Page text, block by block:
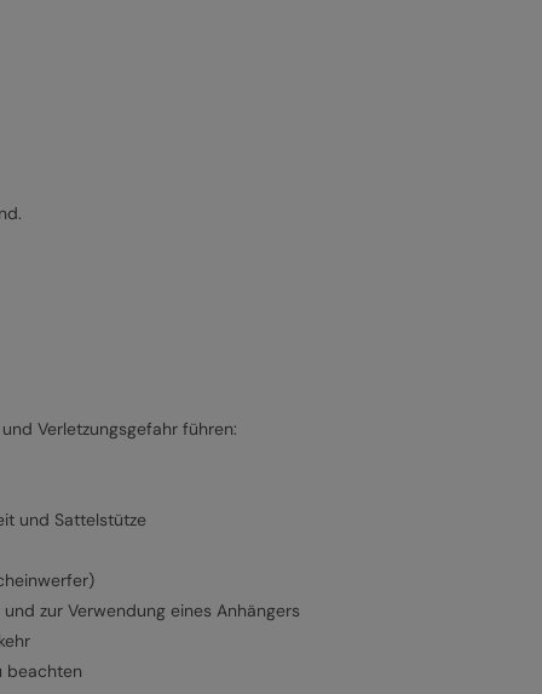
Verletzungsgefahr führen:
und Sattelstütze
zur Verwendung eines Anhängers
beachten